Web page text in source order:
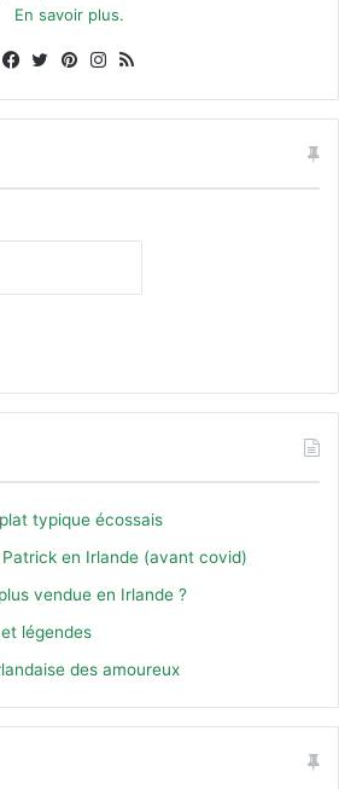
En savoir plus.
Facebook
X PinterestInstagram
typique écossais
en Irlande (avant covid)
vendue en Irlande ?
légendes
des amoureux